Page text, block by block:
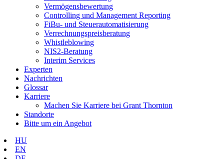
Vermögensbewertung
Controlling und Management Reporting
FiBu- und Steuerautomatisierung
Verrechnungspreisberatung
Whistleblowing
NIS2-Beratung
Interim Services
Experten
Nachrichten
Glossar
Karriere
Machen Sie Karriere bei Grant Thornton
Standorte
Bitte um ein Angebot
HU
EN